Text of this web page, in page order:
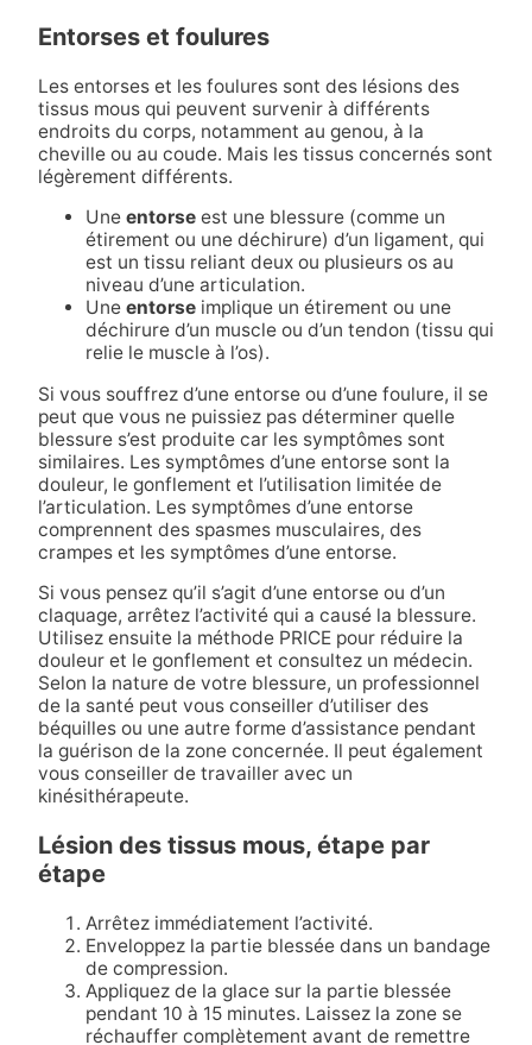
Entorses et foulures
Les entorses et les foulures sont des lésions des
tissus mous qui peuvent survenir à différents
endroits du corps, notamment au genou, à la
cheville ou au coude. Mais les tissus concernés sont
légèrement différents.
Une entorseest une blessure (comme un
étirement ou une déchirure) d’un ligament, qui
est un tissu reliant deux ou plusieurs os au
niveau d’une articulation.
Une entorseimplique un étirement ou une
déchirure d’un muscle ou d’un tendon (tissu qui
relie le muscle à l’os).
Si vous souffrez d’une entorse ou d’une foulure, il se
peut que vous ne puissiez pas déterminer quelle
blessure s’est produite car les symptômes sont
similaires. Les symptômes d’une entorse sont la
douleur, le gonflement et l’utilisation limitée de
l’articulation. Les symptômes d’une entorse
comprennent des spasmes musculaires, des
crampes et les symptômes d’une entorse.
Si vous pensez qu’il s’agit d’une entorse ou d’un
claquage, arrêtez l’activité qui a causé la blessure.
Utilisez ensuite la méthode PRICE pour réduire la
douleur et le gonflement et consultez un médecin.
Selon la nature de votre blessure, un professionnel
de la santé peut vous conseiller d’utiliser des
béquilles ou une autre forme d’assistance pendant
la guérison de la zone concernée. Il peut également
vous conseiller de travailler avec un
kinésithérapeute.
Lésion des tissus mous, étape par
étape
Arrêtez immédiatement l’activité.
Enveloppez la partie blessée dans un bandage
de compression.
Appliquez de la glace sur la partie blessée
pendant 10 à 15 minutes. Laissez la zone se
réchauffer complètement avant de remettre